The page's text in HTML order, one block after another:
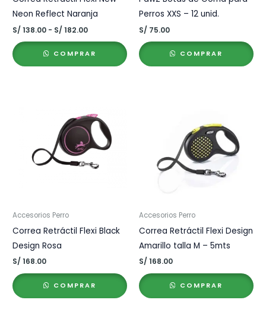
Neon Reflect Naranja
S/ 138.00 - S/ 182.00Rango
desde
S/ 138.00
COMPRAR
Perros XXS – 12 unid.
S/ 75.00
COMPRAR
Accesorios Perro
Correa Retráctil Flexi Black
Design Rosa
S/ 168.00
COMPRAR
Accesorios Perro
Correa Retráctil Flexi Design
Amarillo talla M – 5mts
S/ 168.00
COMPRAR